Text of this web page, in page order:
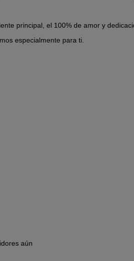
principal, el 100% de amor y
especialmente para ti.
aún